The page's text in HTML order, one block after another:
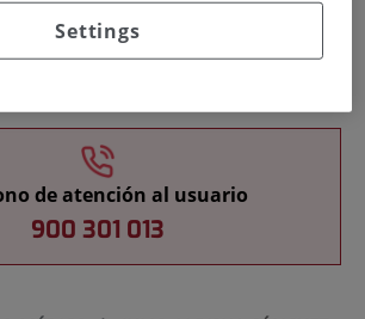
de atención al usuario
900 301 013
Settings